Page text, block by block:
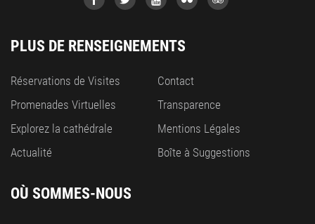
PLUS DE RENSEIGNEMENTS
Réservations de Visites
Promenades Virtuelles
Explorez la cathédrale
Actualité
Contact
Transparence
Mentions Légales
Boîte à Suggestions
OÙ SOMMES-NOUS